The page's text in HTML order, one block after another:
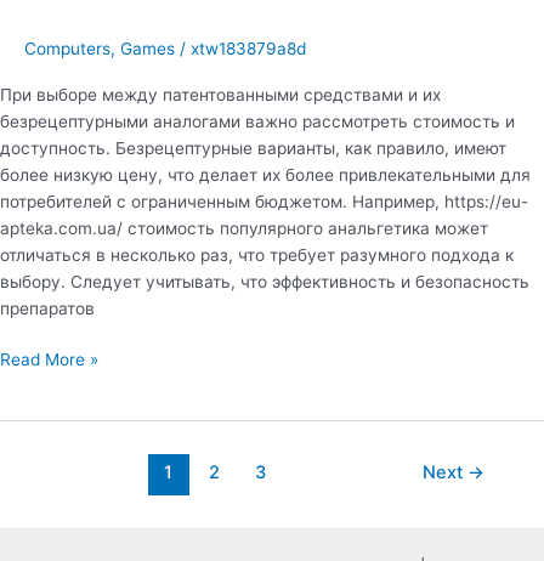
Computers, Games / xtw183879a8d
При выборе между патентованными средствами и их
безрецептурными аналогами важно рассмотреть стоимость и
доступность. Безрецептурные варианты, как правило, имеют
более низкую цену, что делает их более привлекательными для
потребителей с ограниченным бюджетом. Например, https://eu-
apteka.com.ua/ стоимость популярного анальгетика может
отличаться в несколько раз, что требует разумного подхода к
выбору. Следует учитывать, что эффективность и безопасность
препаратов
Сравнение
Read More »
1 2 3 Next →